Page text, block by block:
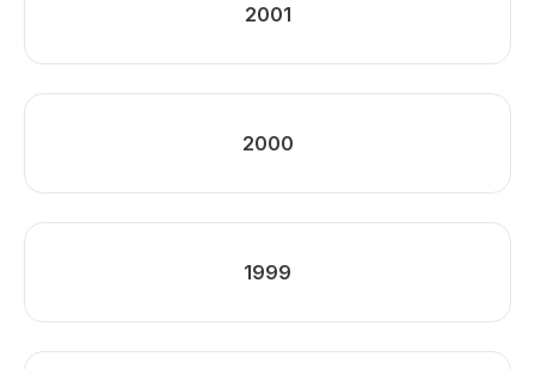
2001
2000
1999